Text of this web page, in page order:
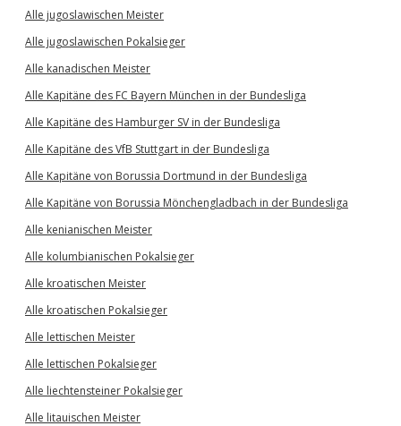
Alle jugoslawischen Meister
Alle jugoslawischen Pokalsieger
Alle kanadischen Meister
Alle Kapitäne des FC Bayern München in der Bundesliga
Alle Kapitäne des Hamburger SV in der Bundesliga
Alle Kapitäne des VfB Stuttgart in der Bundesliga
Alle Kapitäne von Borussia Dortmund in der Bundesliga
Alle Kapitäne von Borussia Mönchengladbach in der Bundesliga
Alle kenianischen Meister
Alle kolumbianischen Pokalsieger
Alle kroatischen Meister
Alle kroatischen Pokalsieger
Alle lettischen Meister
Alle lettischen Pokalsieger
Alle liechtensteiner Pokalsieger
Alle litauischen Meister